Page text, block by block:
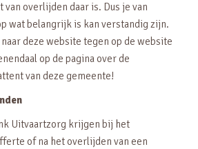
overlijden daar is. Dus je van
wat belangrijk is kan verstandig zijn.
deze website tegen op de website
op de pagina over de
van deze gemeente!
Uitvaartzorg krijgen bij het
of na het overlijden van een